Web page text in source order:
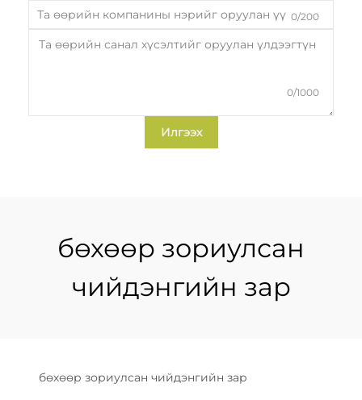
0/200
0/1000
Илгээх
бөхөөр зориулсан
чийдэнгийн зар
бөхөөр зориулсан чийдэнгийн зар